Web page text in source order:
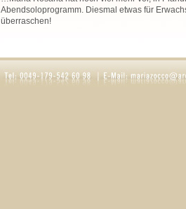
Abendsoloprogramm. Diesmal etwas für
überraschen!